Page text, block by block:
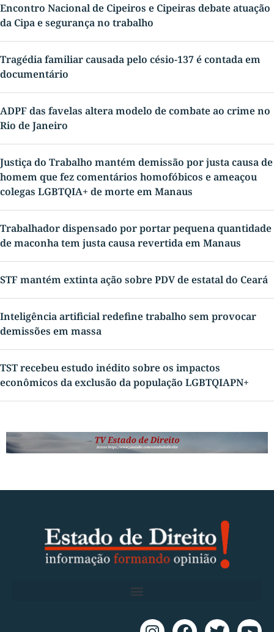
Encontro Nacional de Cipeiros e Cipeiras debate atuação
da Cipa e segurança no trabalho
Tragédia familiar causada pelo césio-137 é contada em
documentário
ADPF das favelas altera modelo de combate ao crime no
Rio de Janeiro
Justiça do Trabalho mantém demissão por justa causa de
homem que fez comentários homofóbicos e ameaçou
colegas LGBTQIA+ de morte em Manaus
Trabalhador dispensado por portar pequena quantidade
de maconha tem justa causa revertida em Manaus
STF mantém extinta ação sobre PDV de estatal do Ceará
Inteligência artificial redefine trabalho sem provocar
demissões em massa
TST recebeu estudo inédito sobre os impactos
econômicos da exclusão da população LGBTQIAPN+